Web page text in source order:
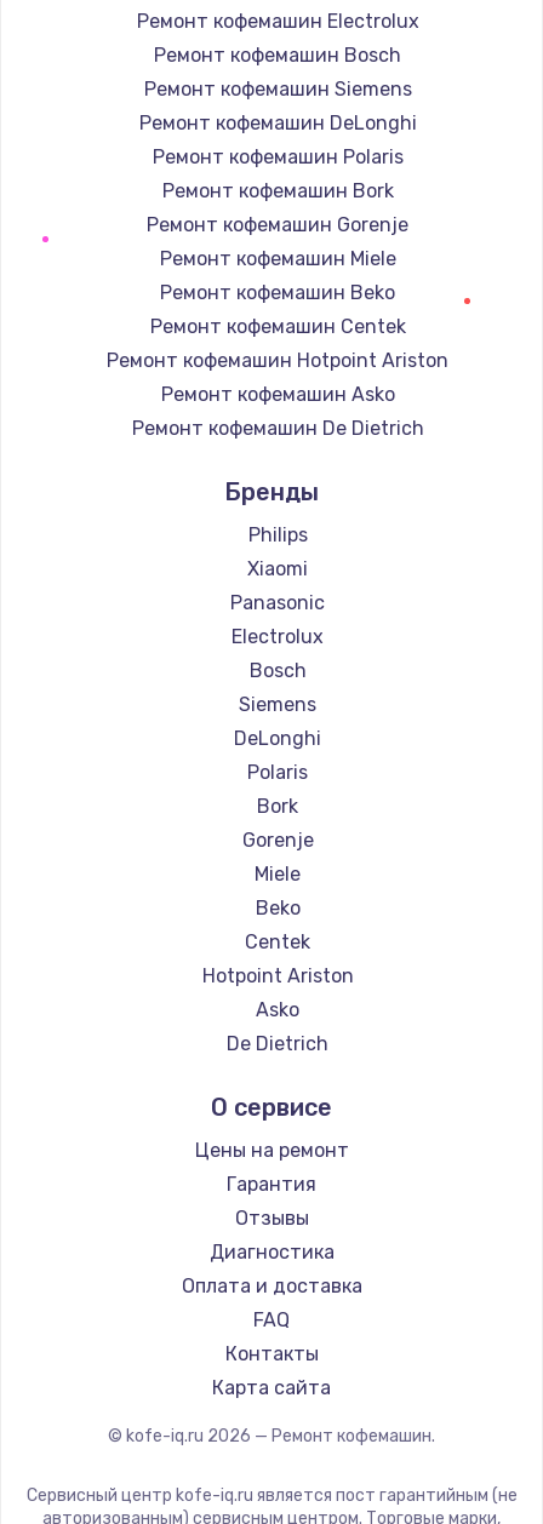
Ремонт кофемашин Electrolux
Ремонт кофемашин Bosch
Ремонт кофемашин Siemens
Ремонт кофемашин DeLonghi
Ремонт кофемашин Polaris
Ремонт кофемашин Bork
Ремонт кофемашин Gorenje
Ремонт кофемашин Miele
Ремонт кофемашин Beko
Ремонт кофемашин Centek
Ремонт кофемашин Hotpoint Ariston
Ремонт кофемашин Asko
Ремонт кофемашин De Dietrich
Ремонт кофемашин Ascaso
Ремонт кофемашин Jura
Ремонт кофемашин Olympia
Ремонт кофемашин Saeco
Ремонт кофемашин La Cimbali
Ремонт кофемашин WMF
Ремонт кофемашин Yamaguchi
Ремонт кофемашин Nivona
Ремонт кофемашин Astoria
Ремонт кофемашин JVC
Ремонт кофемашин Ariston
Ремонт кофемашин Grundig
Ремонт кофемашин ROCKET MOZZAFIATO
Ремонт кофемашин Vivitek
Ремонт кофемашин Thomson
Ремонт кофемашин Hisense
Ремонт кофемашин DELTA
Ремонт кофемашин Kyvol
Ремонт кофемашин RED solution
Ремонт кофемашин Bravilor Bonamat
Ремонт кофемашин Vard
Ремонт кофемашин Tuvio
Ремонт кофемашин Carrera
Ремонт кофемашин Supra
Бренды
Philips
Xiaomi
Panasonic
Electrolux
Bosch
Siemens
DeLonghi
Polaris
Bork
Gorenje
Miele
Beko
Centek
Hotpoint Ariston
Asko
De Dietrich
Ascaso
Jura
Olympia
Saeco
La Cimbali
WMF
Yamaguchi
Nivona
Astoria
ROCKET MOZZAFIATO
О сервисе
Цены на ремонт
Гарантия
Отзывы
Диагностика
Оплата и доставка
FAQ
Контакты
Карта сайта
© kofe-iq.ru 2026 — Ремонт кофемашин.
Сервисный центр kofe-iq.ru является пост гарантийным (не
авторизованным) сервисным центром. Торговые марки,